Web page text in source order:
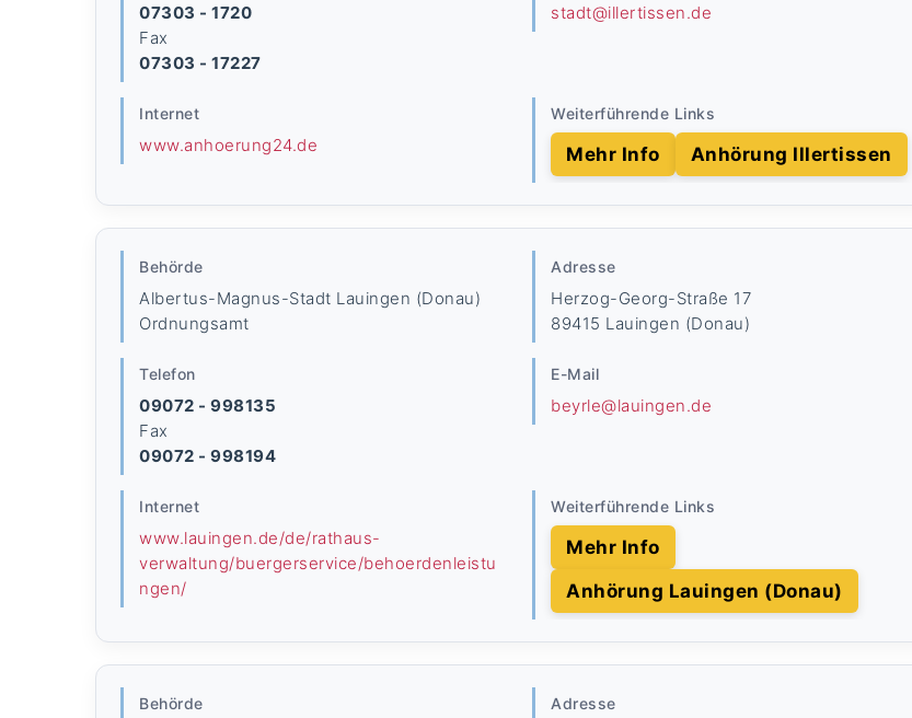
07303 - 1720
Fax
07303 - 17227
stadt@illertissen.de
Internet
www.anhoerung24.de
Weiterführende Links
Mehr Info Anhörung Illertissen
Behörde
Albertus-Magnus-Stadt Lauingen (Donau)
Ordnungsamt
Adresse
Herzog-Georg-Straße 17
89415 Lauingen (Donau)
Telefon
09072 - 998135
Fax
09072 - 998194
E-Mail
beyrle@lauingen.de
Internet
www.lauingen.de/de/rathaus-
verwaltung/buergerservice/behoerdenleistu
ngen/
Weiterführende Links
Mehr Info
Anhörung Lauingen (Donau)
Behörde Adresse